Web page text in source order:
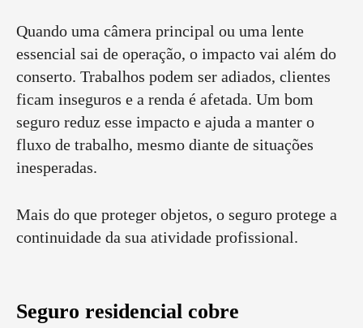
Quando uma câmera principal ou uma lente
essencial sai de operação, o impacto vai além do
conserto. Trabalhos podem ser adiados, clientes
ficam inseguros e a renda é afetada. Um bom
seguro reduz esse impacto e ajuda a manter o
fluxo de trabalho, mesmo diante de situações
inesperadas.
Mais do que proteger objetos, o seguro protege a
continuidade da sua atividade profissional.
Seguro residencial cobre